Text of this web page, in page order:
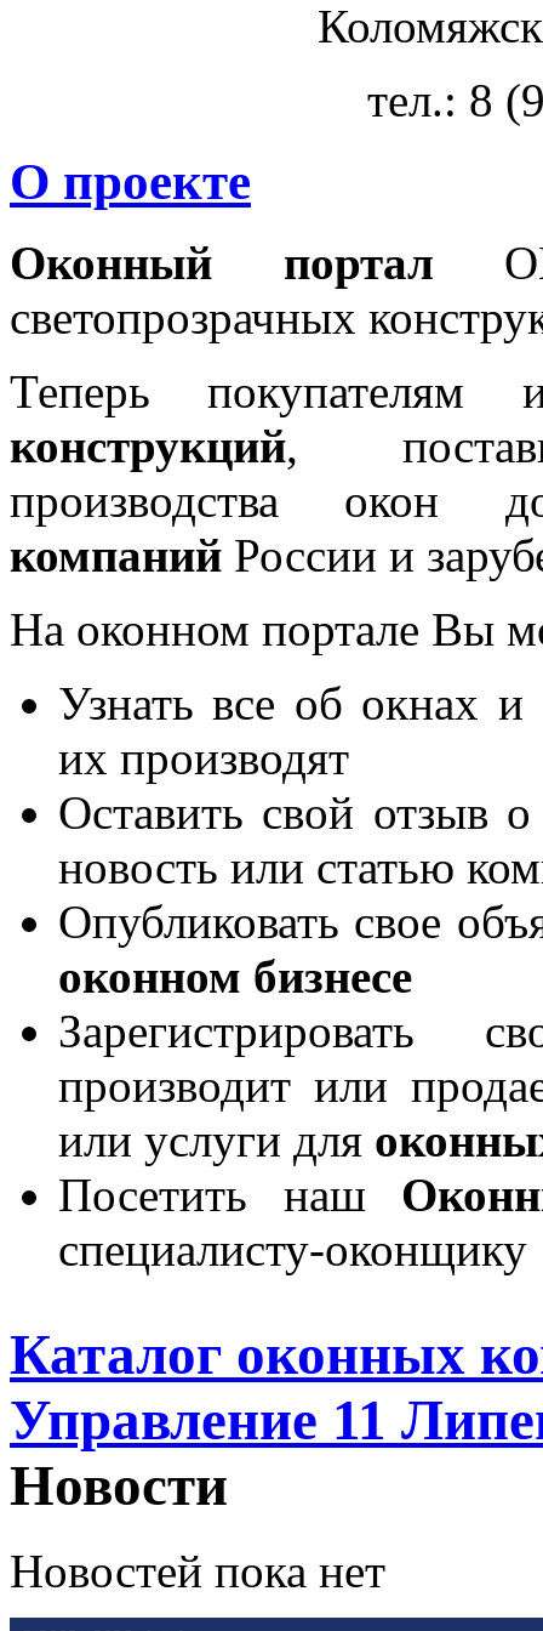
тел.: 8
О проекте
Оконный портал
светопрозрачных
Теперь покупателям
конструкций,
производства окон
компаний России и
На оконном портале Вы
Узнать все об окнах и
их производят
Оставить свой отзыв
новость или статью
Опубликовать свое
оконном бизнесе
производит или
или услуги для
Посетить наш
специалисту-оконщику
Каталог оконных
Управление 11
Новости
Новостей пока нет